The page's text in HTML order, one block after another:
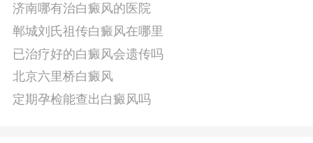
济南哪有治白癜风的医院
郸城刘氏祖传白癜风在哪里
已治疗好的白癜风会遗传吗
北京六里桥白癜风
定期孕检能查出白癜风吗